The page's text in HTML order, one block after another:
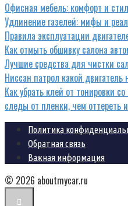
Офисная мебель: комфорт и
Удлинение газелей: мифы и
Правила эксплуатации
Как отмыть обшивку салона
Лучшие средства для чистки
Ниссан патрол какой двигатель
Как убрать клей от тонировки
следы от пленки, чем оттереть
Политика
Обратная связь
Важная информация
© 2026 aboutmycar.ru